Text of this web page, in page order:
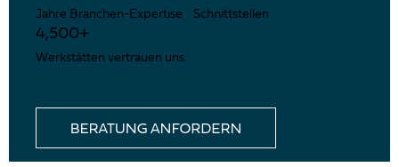
Jahre Branchen-Expertise Schnittstellen
4,500+
Werkstätten vertrauen uns